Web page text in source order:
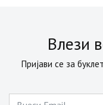
Влези
Пријави се за